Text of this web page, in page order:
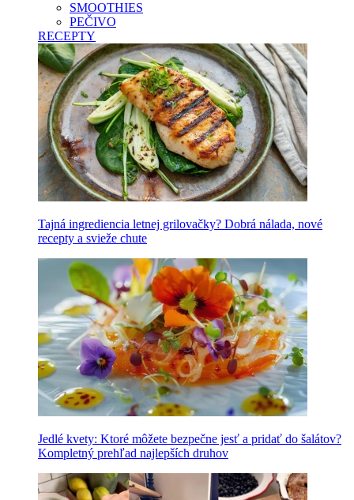
SMOOTHIES
PEČIVO
RECEPTY
Tajná ingrediencia letnej grilovačky? Dobrá nálada, nové
recepty a svieže chute
Jedlé kvety: Ktoré môžete bezpečne jesť a pridať do šalátov?
Kompletný prehľad najlepších druhov